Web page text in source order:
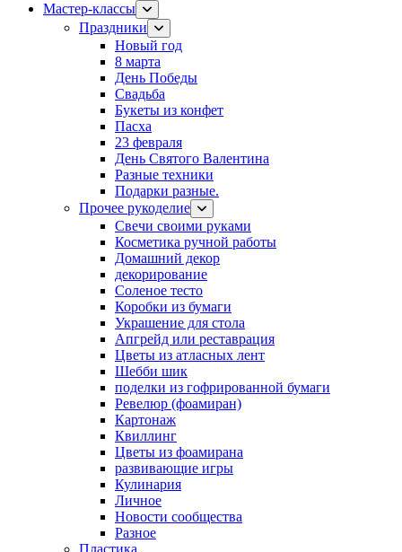
Мастер-классы
Праздники
Новый год
8 марта
День Победы
Свадьба
Букеты из конфет
Пасха
23 февраля
День Святого Валентина
Разные техники
Подарки разные.
Прочее рукоделие
Свечи своими руками
Косметика ручной работы
Домашний декор
декорирование
Соленое тесто
Коробки из бумаги
Украшение для стола
Апгрейд или реставрация
Цветы из атласных лент
Шебби шик
поделки из гофрированной бумаги
Ревелюр (фоамиран)
Картонаж
Квиллинг
Цветы из фоамирана
развивающие игры
Кулинария
Личное
Новости сообщества
Разное
Пластика